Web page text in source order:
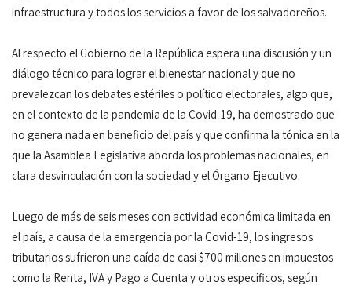
infraestructura y todos los servicios a favor de los salvadoreños.
Al respecto el Gobierno de la República espera una discusión y un
diálogo técnico para lograr el bienestar nacional y que no
prevalezcan los debates estériles o político electorales, algo que,
en el contexto de la pandemia de la Covid-19, ha demostrado que
no genera nada en beneficio del país y que confirma la tónica en la
que la Asamblea Legislativa aborda los problemas nacionales, en
clara desvinculación con la sociedad y el Órgano Ejecutivo.
Luego de más de seis meses con actividad económica limitada en
el país, a causa de la emergencia por la Covid-19, los ingresos
tributarios sufrieron una caída de casi $700 millones en impuestos
como la Renta, IVA y Pago a Cuenta y otros específicos, según